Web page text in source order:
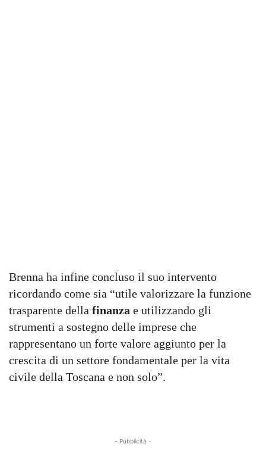
Brenna ha infine concluso il suo intervento
ricordando come sia “utile valorizzare la funzione
trasparente della finanza e utilizzando gli
strumenti a sostegno delle imprese che
rappresentano un forte valore aggiunto per la
crescita di un settore fondamentale per la vita
civile della Toscana e non solo”.
- Pubblicità -